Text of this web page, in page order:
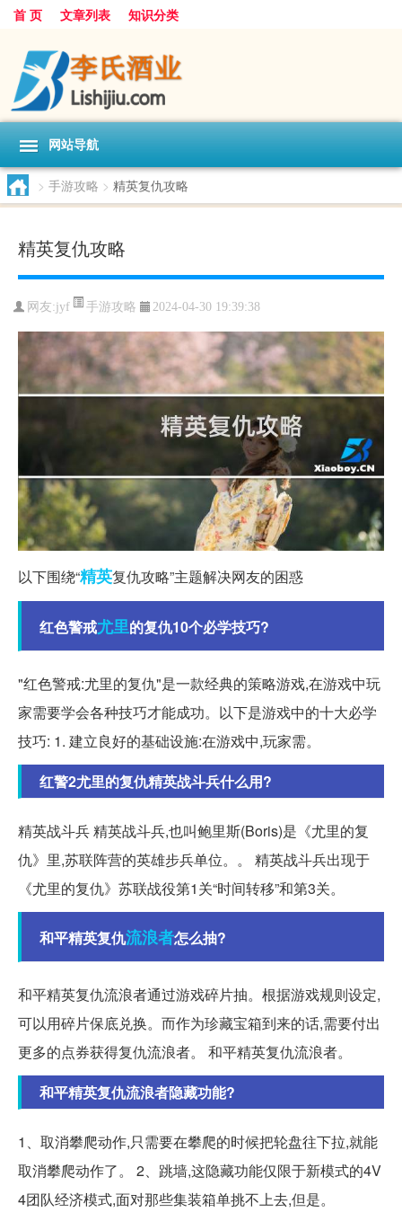
首 页 文章列表 知识分类
网站导航
> 手游攻略 > 精英复仇攻略
精英复仇攻略
网友:jyf 手游攻略 2024-04-30 19:39:38
以下围绕“精英复仇攻略”主题解决网友的困惑
红色警戒尤里的复仇10个必学技巧?
"红色警戒:尤里的复仇"是一款经典的策略游戏,在游戏中玩
家需要学会各种技巧才能成功。以下是游戏中的十大必学
技巧: 1. 建立良好的基础设施:在游戏中,玩家需。
红警2尤里的复仇精英战斗兵什么用?
精英战斗兵 精英战斗兵,也叫鲍里斯(Boris)是《尤里的复
仇》里,苏联阵营的英雄步兵单位。。 精英战斗兵出现于
《尤里的复仇》苏联战役第1关“时间转移”和第3关。
和平精英复仇流浪者怎么抽?
和平精英复仇流浪者通过游戏碎片抽。根据游戏规则设定,
可以用碎片保底兑换。而作为珍藏宝箱到来的话,需要付出
更多的点券获得复仇流浪者。 和平精英复仇流浪者。
和平精英复仇流浪者隐藏功能?
1、取消攀爬动作,只需要在攀爬的时候把轮盘往下拉,就能
取消攀爬动作了。 2、跳墙,这隐藏功能仅限于新模式的4V
4团队经济模式,面对那些集装箱单挑不上去,但是。